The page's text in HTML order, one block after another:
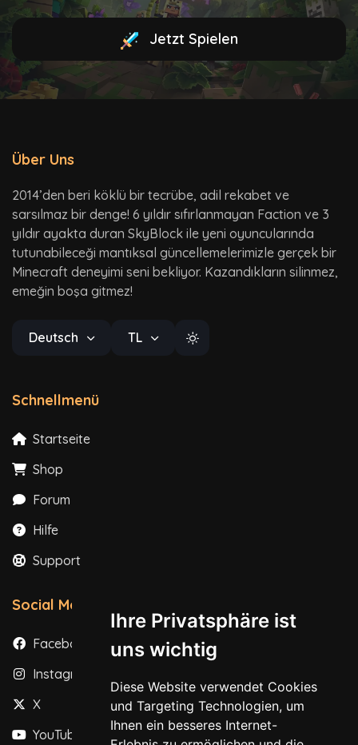
Ihre Privatsphäre ist
uns wichtig
Diese Website verwendet Cookies
und Targeting Technologien, um
Ihnen ein besseres Internet-
Jetzt Spielen
Über Uns
2014’den beri köklü bir tecrübe, adil rekabet ve
sarsılmaz bir denge! 6 yıldır sıfırlanmayan Faction ve 3
yıldır ayakta duran SkyBlock ile yeni oyuncularında
tutunabileceği mantıksal güncellemelerimizle gerçek bir
Minecraft deneyimi seni bekliyor. Kazandıkların silinmez,
emeğin boşa gitmez!
Deutsch TL
Schnellmenü
Startseite
Shop
Forum
Hilfe
Support
Social Media
Facebook
Instagram
X
YouTube